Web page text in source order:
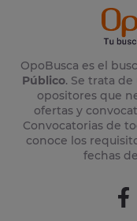
OpoBusca es el
Público. Se trata
opositores que
ofertas y
Convocatorias de
conoce los
fechas